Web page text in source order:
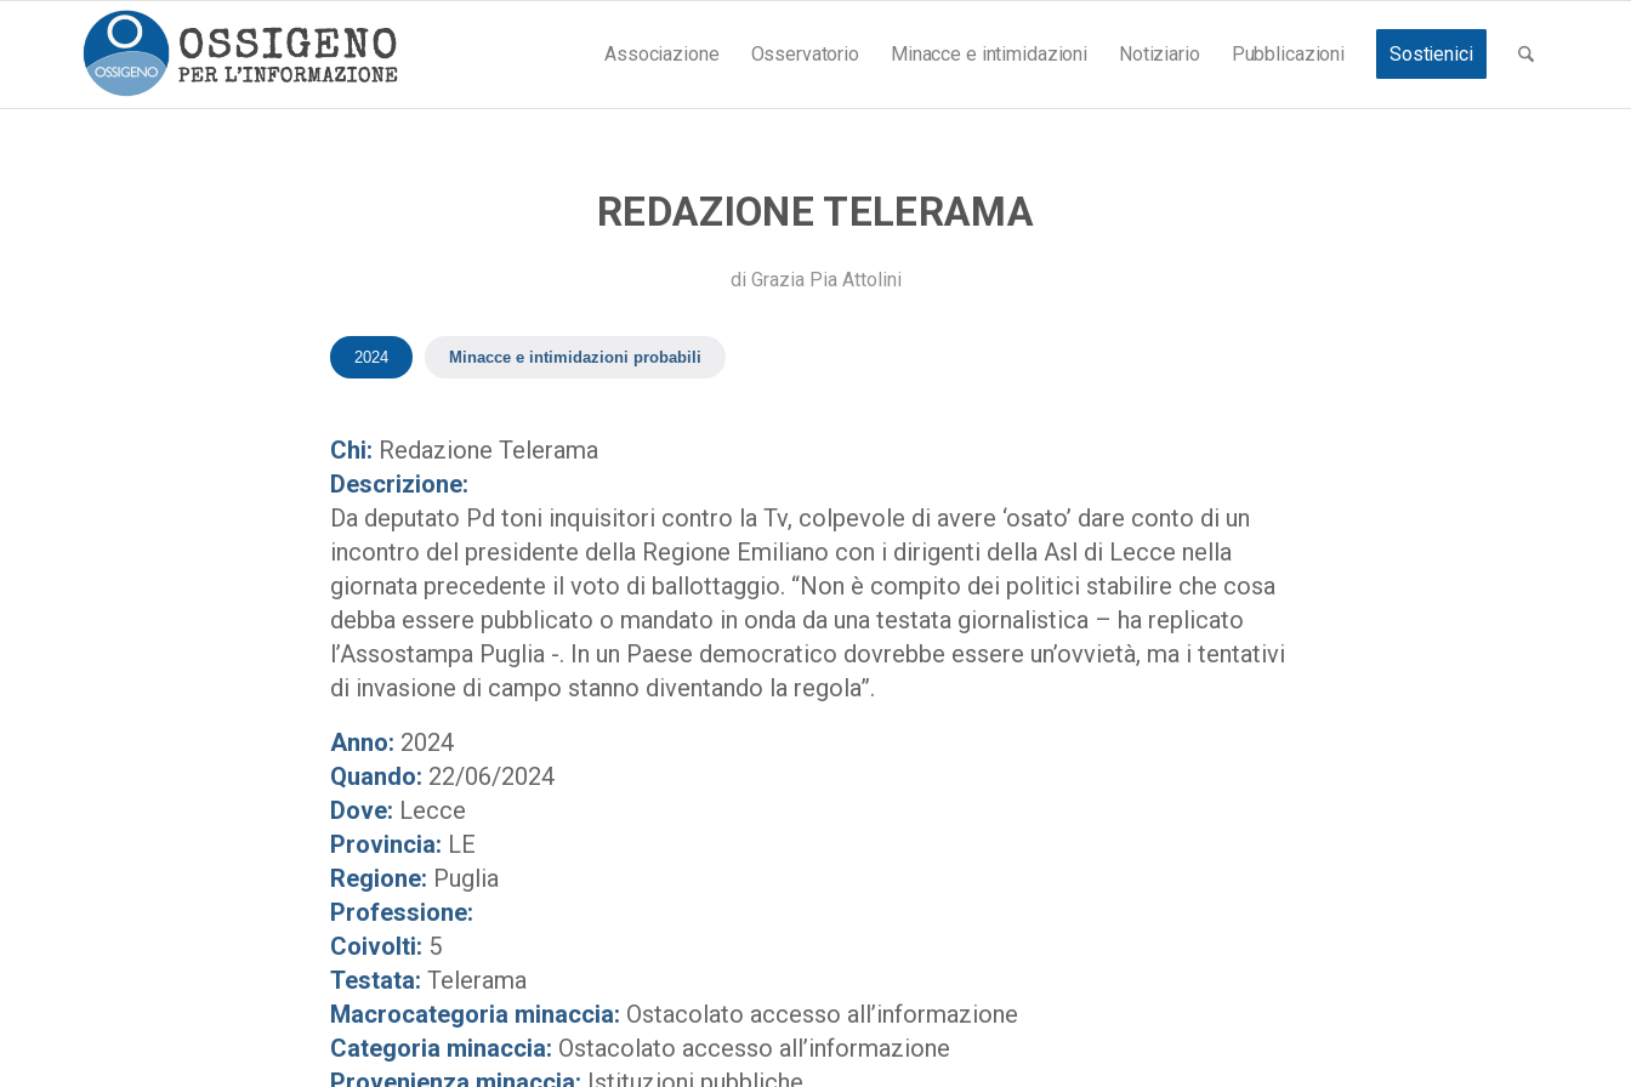
Associazione Osservatorio Minacce e intimidazioni Notiziario Pubblicazioni Sostienici
REDAZIONE TELERAMA
di Grazia Pia Attolini
2024 Minacce e intimidazioni probabili
Chi: Redazione Telerama
Descrizione:
Da deputato Pd toni inquisitori contro la Tv, colpevole di avere ‘osato’ dare conto di un
incontro del presidente della Regione Emiliano con i dirigenti della Asl di Lecce nella
giornata precedente il voto di ballottaggio. “Non è compito dei politici stabilire che cosa
debba essere pubblicato o mandato in onda da una testata giornalistica – ha replicato
l’Assostampa Puglia -. In un Paese democratico dovrebbe essere un’ovvietà, ma i tentativi
di invasione di campo stanno diventando la regola”.
Anno: 2024
Quando: 22/06/2024
Dove: Lecce
Provincia: LE
Regione: Puglia
Professione:
Coivolti: 5
Testata: Telerama
Macrocategoria minaccia: Ostacolato accesso all’informazione
Categoria minaccia: Ostacolato accesso all’informazione